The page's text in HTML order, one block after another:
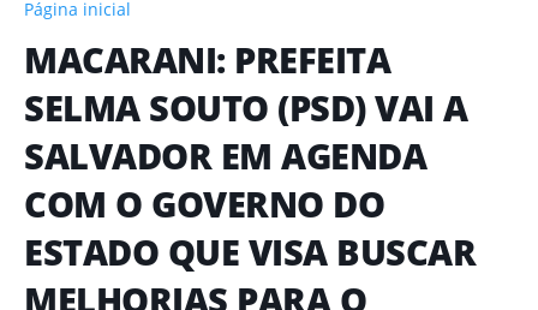
Página inicial
MACARANI: PREFEITA
SELMA SOUTO (PSD) VAI A
SALVADOR EM AGENDA
COM O GOVERNO DO
ESTADO QUE VISA BUSCAR
MELHORIAS PARA O